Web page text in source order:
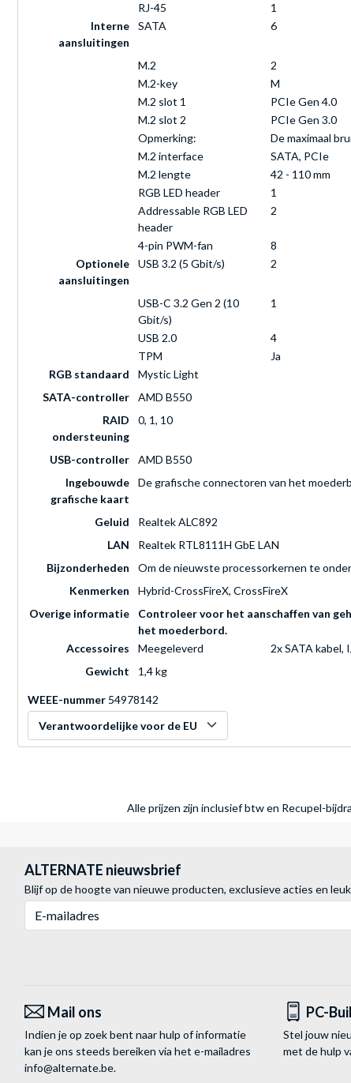
RJ-45
1
Interne
aansluitingen
SATA 6
M.2
2
M.2-key
M
M.2 slot 1
PCIe Gen 4.0
M.2 slot 2
PCIe Gen 3.0
Opmerking:
De maximaal
M.2 interface
SATA, PCIe
M.2 lengte
42 - 110 mm
RGB LED header
1
Addressable RGB LED
header
2
4-pin PWM-fan
8
Optionele
aansluitingen
USB 3.2 (5 Gbit/s) 2
USB-C 3.2 Gen 2 (10
Gbit/s)
1
USB 2.0
4
TPM
Ja
RGB standaard
Mystic Light
SATA-controller
AMD B550
RAID
ondersteuning
0, 1, 10
USB-controller
AMD B550
Ingebouwde
grafische kaart
De grafische connectoren van het
Geluid
Realtek ALC892
LAN
Realtek RTL8111H GbE LAN
Bijzonderheden
Om de nieuwste processorkernen te
Kenmerken
Hybrid-CrossFireX, CrossFireX
Overige informatie
Controleer voor het aanschaffen van
het moederbord.
Accessoires
Meegeleverd
2x SATA kabel,
Gewicht
1,4 kg
WEEE-nummer 54978142
Verantwoordelijke voor de EU
Alle prijzen zijn inclusief btw en Recupel-
ALTERNATE nieuwsbrief
Blijf op de hoogte van nieuwe producten, exclusieve acties en
Mail ons
Indien je op zoek bent naar hulp of informatie
kan je ons steeds bereiken via het e-mailadres
info@alternate.be.
PC-
Stel jouw
met de hulp